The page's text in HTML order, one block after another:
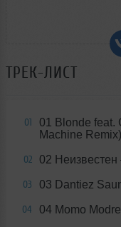
ТРЕК-ЛИСТ
01
01 Blonde feat.
Machine Remix)
02 02
03 03 Dantiez
04 04 Momo